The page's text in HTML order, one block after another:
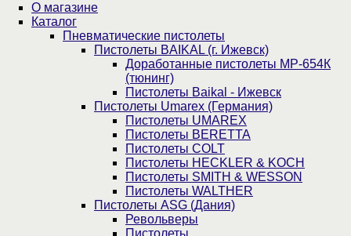
О магазине
Каталог
Пнев­ма­ти­чес­кие пистолеты
Пистолеты BAIKAL (г. Ижевск)
Доработанные пистолеты МР-654К
(тюнинг)
Пистолеты Baikal - Ижевск
Пистолеты Umarex (Германия)
Пистолеты UMAREX
Пистолеты BERETTA
Пистолеты COLT
Пистолеты HECKLER & KOCH
Пистолеты SMITH & WESSON
Пистолеты WALTHER
Пистолеты ASG (Дания)
Револьверы
Пистолеты